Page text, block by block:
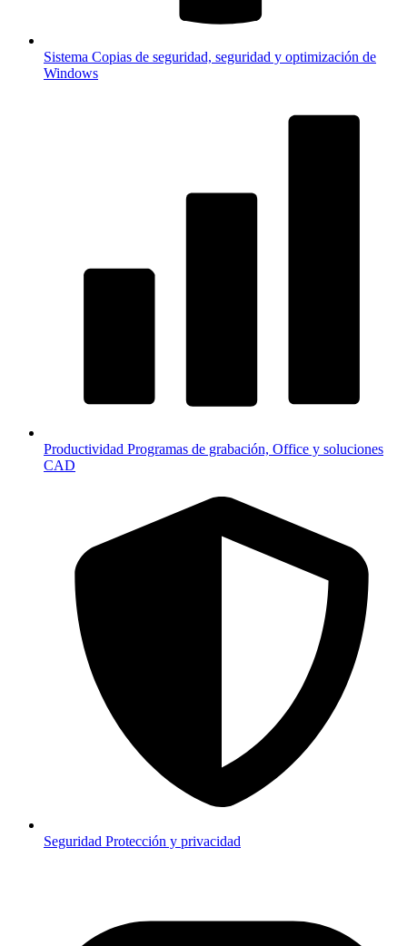
Sistema Copias de seguridad, seguridad y optimización de
Windows
Productividad Programas de grabación, Office y soluciones
CAD
Seguridad Protección y privacidad